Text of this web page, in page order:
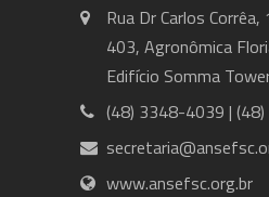
Rua Dr Carlos
403, Agronômica
Edifício Somma
(48) 3348-4039 |
www.ansefsc.org.br